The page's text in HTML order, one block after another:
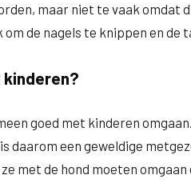
maar niet te vaak omdat
de nagels te knippen en de
kinderen?
goed met kinderen
daarom een geweldige
met de hond moeten